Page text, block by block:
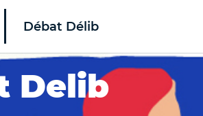
page
Débat Délib
Delib